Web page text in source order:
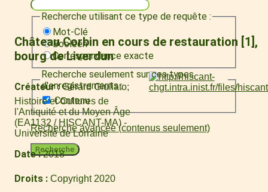
Recherche utilisant ce type de requête :
Mot-Clé
Booléen
Correspondance exacte
Recherche seulement sur ces types
d'enregistrements :
Contenu
Recherche avancée (contenus seulement)
Recherche
Château Corbin en cours de restauration [1],
bourg de Liverdun
Créateur
Gérard Giuliato
Histoire et Cultures de
l'Antiquité et du Moyen Âge
(EA1132 / HISCANT-MA) -
Université de Lorraine
Date 2018
Droits Copyright 2020